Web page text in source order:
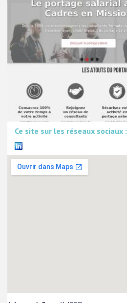
Ce site sur les réseaux sociaux :